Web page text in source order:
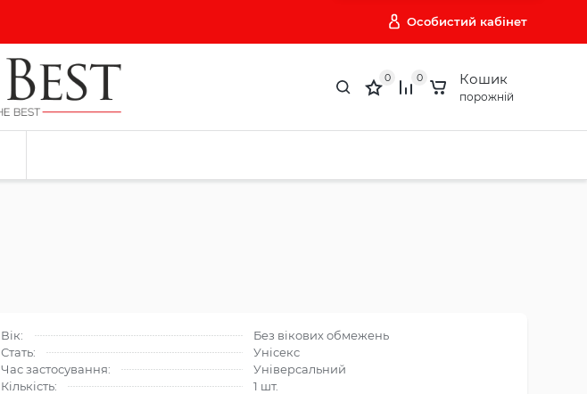
Особистий кабінет
0 0 Кошик
порожній
Вік:
Без вікових обмежень
Стать:
Унісекс
Час застосування:
Універсальний
Кількість:
1 шт.